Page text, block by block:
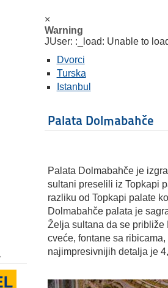
×
Warning
JUser: :_load: Unable to
Dvorci
Turska
Istanbul
Palata Dolmabahče
Palata Dolmabahče je
sultani preselili iz Topkapi
razliku od Topkapi palate
Dolmabahče palata je
Želja sultana da se
cveće, fontane sa
najimpresivnijih detalja je